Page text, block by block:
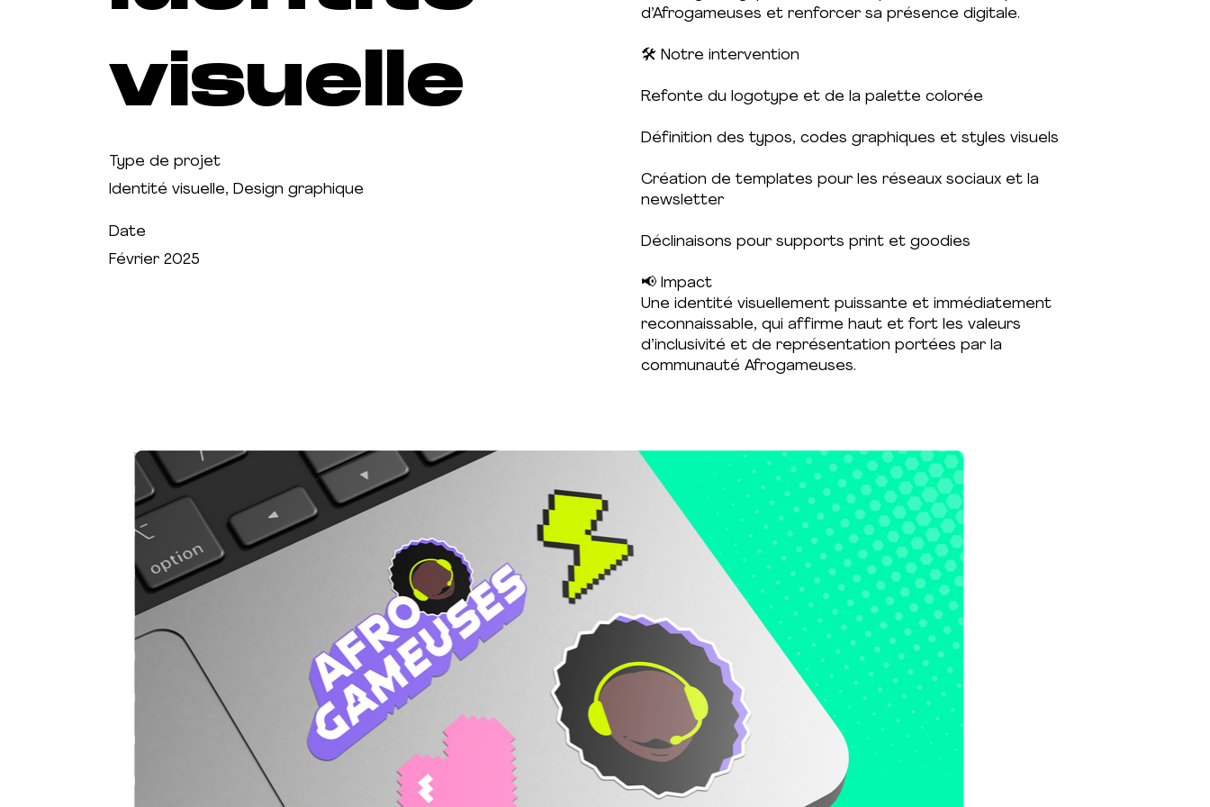
visuelle
Type de projet
Identité visuelle, Design graphique
Date
Février 2025
d’Afrogameuses et renforcer sa présence digitale.
🛠️ Notre intervention
Refonte du logotype et de la palette colorée
Définition des typos, codes graphiques et styles visuels
Création de templates pour les réseaux sociaux et la
newsletter
Déclinaisons pour supports print et goodies
📢 Impact
Une identité visuellement puissante et immédiatement
reconnaissable, qui affirme haut et fort les valeurs
d’inclusivité et de représentation portées par la
communauté Afrogameuses.